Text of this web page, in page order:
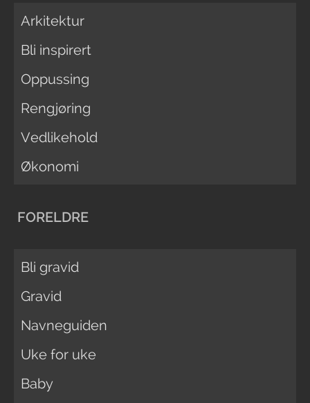
Arkitektur
Bli inspirert
Oppussing
Rengjøring
Vedlikehold
Økonomi
FORELDRE
Bli gravid
Gravid
Navneguiden
Uke for uke
Baby